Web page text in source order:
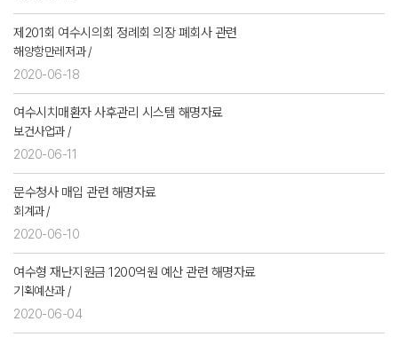
제201회 여수시의회 정례회 의장 폐회사 관련
해양항만레저과 /
2020-06-18
여수시치매환자 사후관리 시스템 해명자료
보건사업과 /
2020-06-11
문수청사 매입 관련 해명자료
회계과 /
2020-06-10
여수형 재난지원금 1200억원 예산 관련 해명자료
기획예산과 /
2020-06-04